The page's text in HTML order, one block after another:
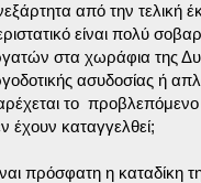
από την τελική
είναι πολύ
στα χωράφια της
ασυδοσίας ή
το
έχουν καταγγελθεί;
πρόσφατη η καταδίκη